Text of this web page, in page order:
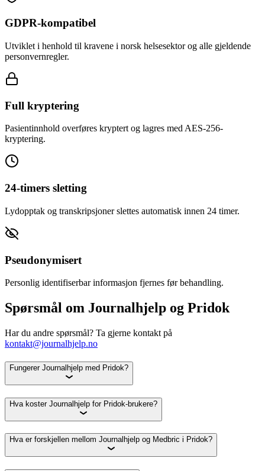
GDPR-kompatibel
Utviklet i henhold til kravene i norsk helsesektor og alle gjeldende
personvernregler.
Full kryptering
Pasientinnhold overføres kryptert og lagres med AES-256-
kryptering.
24-timers sletting
Lydopptak og transkripsjoner slettes automatisk innen 24 timer.
Pseudonymisert
Personlig identifiserbar informasjon fjernes før behandling.
Spørsmål om Journalhjelp og Pridok
Har du andre spørsmål? Ta gjerne kontakt på
kontakt@journalhjelp.no
Fungerer Journalhjelp med Pridok?
Hva koster Journalhjelp for Pridok-brukere?
Hva er forskjellen mellom Journalhjelp og Medbric i Pridok?